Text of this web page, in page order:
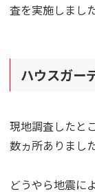
査を実施しました
ハウスガー
現地調査したと
数ヵ所ありました
どうやら地震に